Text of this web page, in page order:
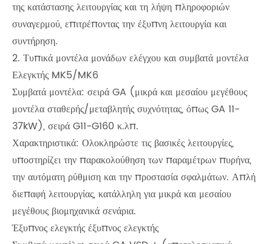
της κατάστασης λειτουργίας και τη λήψη πληροφοριών
συναγερμού, επιτρέποντας την έξυπνη λειτουργία και
συντήρηση.
2. Τυπικά μοντέλα μονάδων ελέγχου και συμβατά μοντέλα
Ελεγκτής MK5/MK6
Συμβατά μοντέλα: σειρά GA (μικρά και μεσαίου μεγέθους
μοντέλα σταθερής/μεταβλητής συχνότητας, όπως GA 11-
37kW), σειρά G11-G160 κ.λπ.
Χαρακτηριστικά: Ολοκληρώστε τις βασικές λειτουργίες,
υποστηρίζει την παρακολούθηση των παραμέτρων πυρήνα,
την αυτόματη ρύθμιση και την προστασία σφαλμάτων. Απλή
διεπαφή λειτουργίας, κατάλληλη για μικρά και μεσαίου
μεγέθους βιομηχανικά σενάρια.
Έξυπνος ελεγκτής έξυπνος ελεγκτής